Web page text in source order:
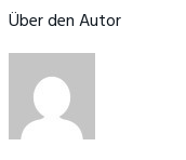
Über den Autor